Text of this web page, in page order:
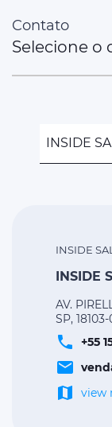
Contato
Selecione
INSIDE
INSIDE
INSIDE
AV.
SP,
phone +55
email
map view